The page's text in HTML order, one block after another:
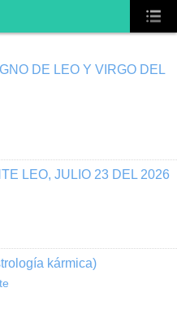
DE LEO Y VIRGO DEL
LEO, JULIO 23 DEL 2026
kármica)